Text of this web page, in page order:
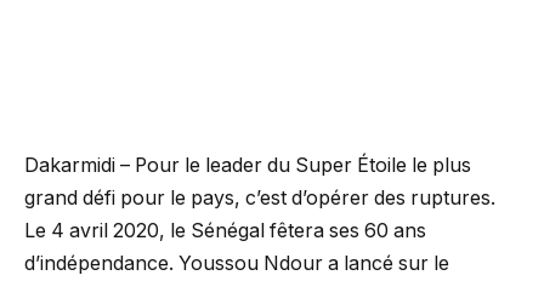
Dakarmidi – Pour le leader du Super Étoile le plus
grand défi pour le pays, c’est d’opérer des ruptures.
Le 4 avril 2020, le Sénégal fêtera ses 60 ans
d’indépendance. Youssou Ndour a lancé sur le